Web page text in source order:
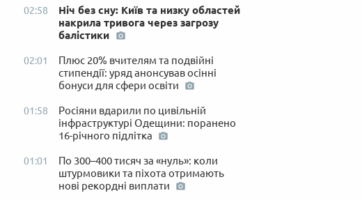
02:58
Ніч без сну: Київ та низку областей
накрила тривога через загрозу
балістики
02:01
Плюс 20% вчителям та подвійні
стипендії: уряд анонсував осінні
бонуси для сфери освіти
01:58
Росіяни вдарили по цивільній
інфраструктурі Одещини: поранено
16-річного підлітка
01:01
По 300–400 тисяч за «нуль»: коли
штурмовики та піхота отримають
нові рекордні виплати